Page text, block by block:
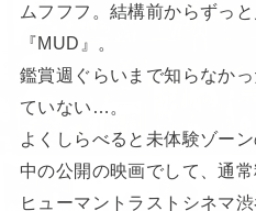
ムフフフ。結構前からずっ
『MUD』。
鑑賞週ぐらいまで知らなか
ていない…。
よくしらべると未体験ゾー
中の公開の映画でして、通
ヒューマントラストシネマ